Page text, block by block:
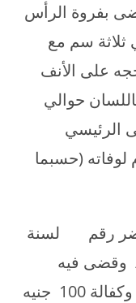
بفروة الرأس
ثلاثة سم مع
على الأنف
حوالي
الرئيسي
(حسبما
رقم لسنة
فيه
بالإدانة (غ ستة أشهر مع الشغل وكفالة 100 جنيه